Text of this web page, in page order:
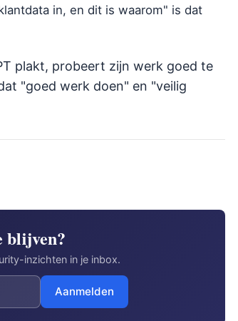
in, en dit is waarom" is dat
plakt, probeert zijn werk goed te
"goed werk doen" en "veilig
blijven?
inzichten in je inbox.
Aanmelden